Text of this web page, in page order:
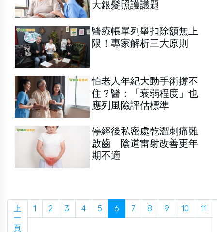
大銀髮照護議題
醫療帳單列舉扣除額無上
限！專家解析三大原則
怕老人年紀大動手術撐不
住？醫：「衰弱程度」也
應列風險評估標準
停經後私密處乾澀刺痛難
啟齒 陰道雷射改善更年
期不適
上
一
頁
1 2 3 4 5 6 7 8 9 10 11